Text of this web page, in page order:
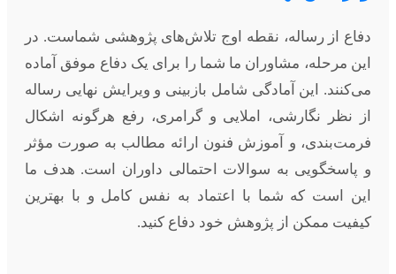
دفاع از رساله، نقطه اوج تلاش‌های پژوهشی شماست. در
این مرحله، مشاوران ما شما را برای یک دفاع موفق آماده
می‌کنند. این آمادگی شامل بازبینی و ویرایش نهایی رساله
از نظر نگارشی، املایی و گرامری، رفع هرگونه اشکال
فرمت‌بندی، و آموزش فنون ارائه مطالب به صورت مؤثر
و پاسخگویی به سوالات احتمالی داوران است. هدف ما
این است که شما با اعتماد به نفس کامل و با بهترین
کیفیت ممکن از پژوهش خود دفاع کنید.